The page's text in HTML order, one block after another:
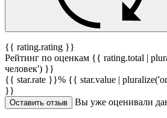
{{ rating.rating }}
Рейтинг по оценкам {{ rating.total |
человек') }}
{{ star.rate }}% {{ star.value |
}}
Оставить отзыв Вы уже оценивали